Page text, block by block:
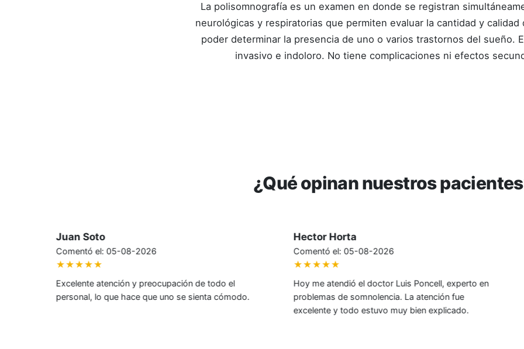
La polisomnografía es un examen en donde se registran
neurológicas y respiratorias que permiten evaluar la cantidad y calidad
poder determinar la presencia de uno o varios trastornos del sueño.
invasivo e indoloro. No tiene complicaciones ni efectos
¿Qué opinan nuestros
Hector Horta
Comentó el: 05-08-2026
★★★★★
Hoy me atendió el doctor Luis Poncell, experto en
problemas de somnolencia. La atención fue
Ana Sepúlveda
Comentó el: 05-08-2026
★★★★★
Excelente experiencia con especialistas que
brindan atención de calidad.